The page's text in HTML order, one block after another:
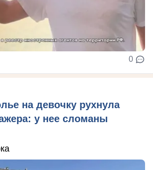
0
на девочку рухнула
у нее сломаны